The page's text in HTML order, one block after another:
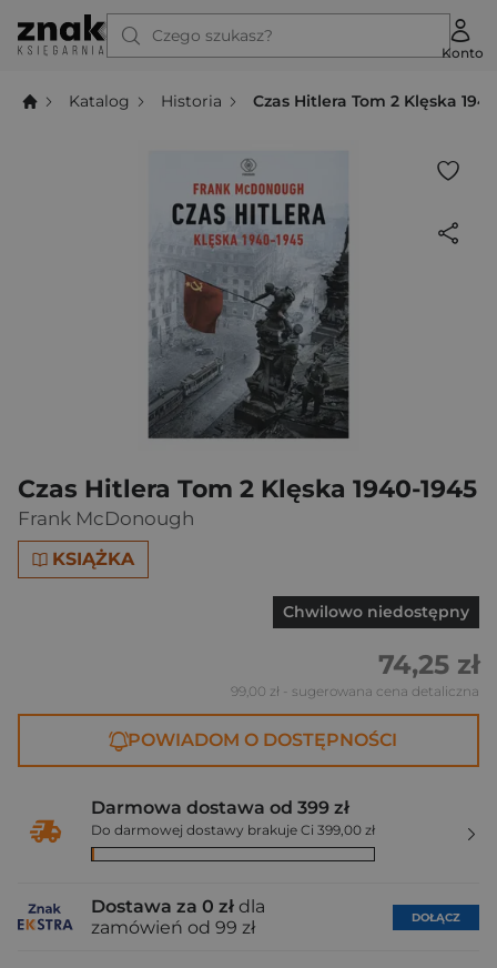
Czego szukasz?
Konto
Katalog Historia Czas Hitlera Tom 2 Klęska
Czas Hitlera Tom 2 Klęska 1940-1945
Frank McDonough
KSIĄŻKA
Chwilowo niedostępny
74,25 zł
99,00 zł - sugerowana cena detaliczna
POWIADOM O DOSTĘPNOŚCI
Darmowa dostawa od 399 zł
Do darmowej dostawy brakuje Ci 399,00 zł
Dostawa za 0 zł dla
zamówień od 99 zł
DOŁĄCZ